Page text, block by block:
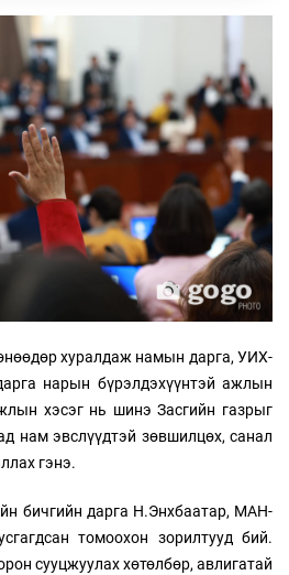
хуралдаж намын дарга, УИХ-
нарын бүрэлдэхүүнтэй ажлын
хэсэг нь шинэ Засгийн газрыг
нам эвслүүдтэй зөвшилцөх, санал
гэнэ.
бичгийн дарга Н.Энхбаатар, МАН-
томоохон зорилтууд бий.
сууцжуулах хөтөлбөр, авлигатай